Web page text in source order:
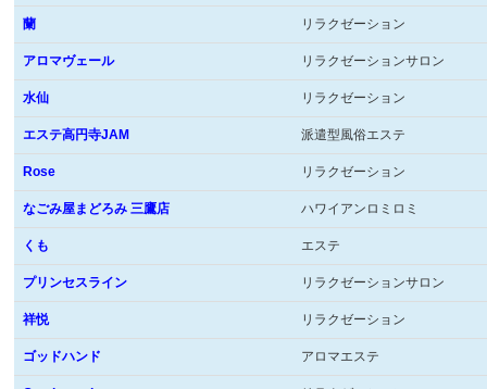
蘭 リラクゼーション
アロマヴェール リラクゼーションサロン
水仙 リラクゼーション
エステ高円寺JAM 派遣型風俗エステ
Rose リラクゼーション
なごみ屋まどろみ 三鷹店 ハワイアンロミロミ
くも エステ
プリンセスライン リラクゼーションサロン
祥悦 リラクゼーション
ゴッドハンド アロマエステ